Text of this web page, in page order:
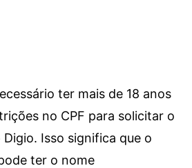
ter mais de 18 anos
no CPF para solicitar o
Isso significa que o
ter o nome